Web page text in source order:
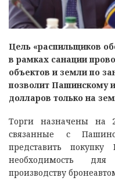
Цель «распильщиков
в рамках санации
объектов и земли по
позволит Пашинскому
долларов только на
Торги назначены на
связанные с
представить покупку
необходимость
производству